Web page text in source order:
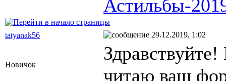
Астильбы-
tatyanak56 29.12.2019, 1:02
Новичок
читаю ваш